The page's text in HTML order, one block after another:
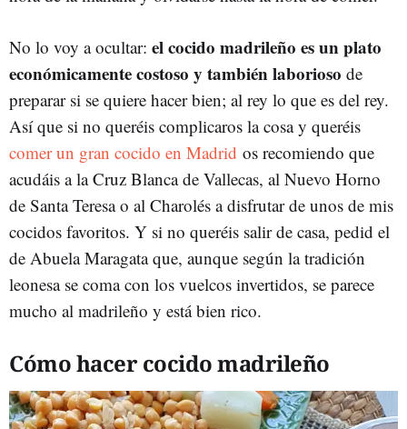
No lo voy a ocultar: el cocido madrileño es un plato
económicamente costoso y también laborioso de
preparar si se quiere hacer bien; al rey lo que es del rey.
Así que si no queréis complicaros la cosa y queréis
comer un gran cocido en Madrid os recomiendo que
acudáis a la Cruz Blanca de Vallecas, al Nuevo Horno
de Santa Teresa o al Charolés a disfrutar de unos de mis
cocidos favoritos. Y si no queréis salir de casa, pedid el
de Abuela Maragata que, aunque según la tradición
leonesa se coma con los vuelcos invertidos, se parece
mucho al madrileño y está bien rico.
Cómo hacer cocido madrileño